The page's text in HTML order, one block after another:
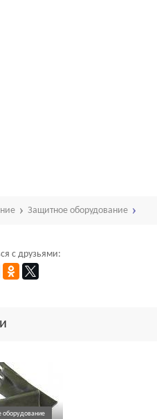
Защитное оборудование
с друзьями:
оборудование